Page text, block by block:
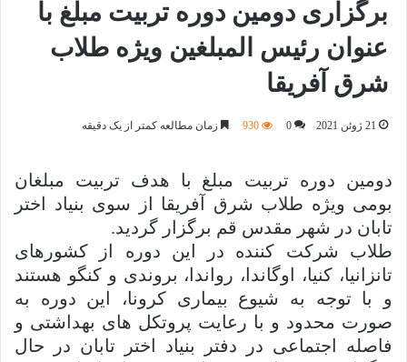
برگزاری دومین دوره تربیت مبلغ با
عنوان رئیس المبلغین ویژه طلاب
شرق آفریقا
21 ژوئن 2021 0
930 زمان مطالعه کمتر از یک دقیقه
دومین دوره تربیت مبلغ با هدف تربیت مبلغان
بومی ویژه طلاب شرق آفریقا از سوی بنیاد اختر
تابان در شهر مقدس قم برگزار گردید.
طلاب شرکت کننده در این دوره از کشورهای
تانزانیا، کنیا، اوگاندا، رواندا، بروندی و کنگو هستند
و با توجه به شیوع بیماری کرونا، این دوره به
صورت محدود و با رعایت پروتکل های بهداشتی و
فاصله اجتماعی در دفتر بنیاد اختر تابان در حال